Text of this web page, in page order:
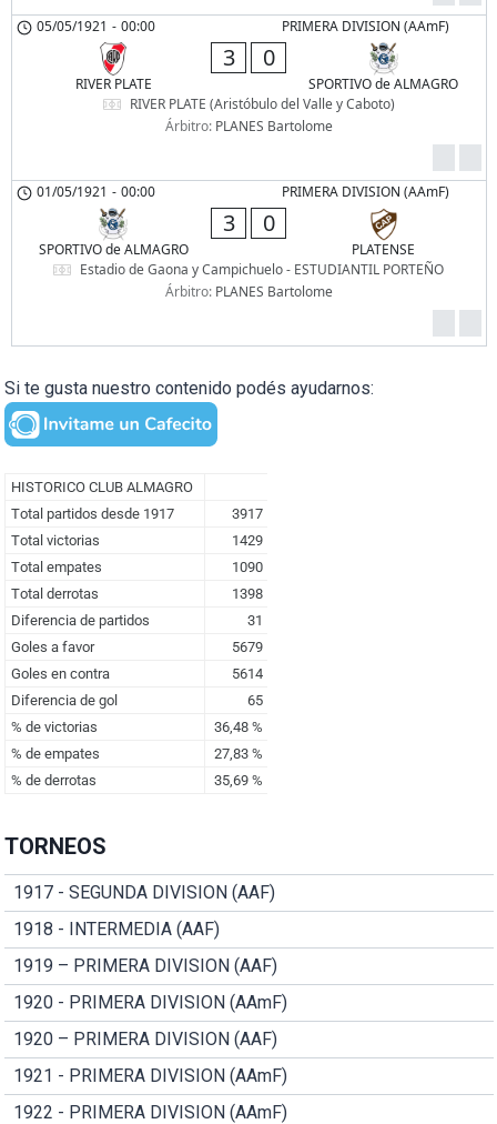
PRIMERA DIVISION (AAmF)
05/05/1921 - 00:00
RIVER PLATE
3 0
SPORTIVO de ALMAGRO
RIVER PLATE (Aristóbulo del Valle y Caboto)
Árbitro: PLANES Bartolome
PRIMERA DIVISION (AAmF)
01/05/1921 - 00:00
SPORTIVO de ALMAGRO
3 0
PLATENSE
Estadio de Gaona y Campichuelo - ESTUDIANTIL PORTEÑO
Árbitro: PLANES Bartolome
Si te gusta nuestro contenido podés ayudarnos:
TORNEOS
1917 - SEGUNDA DIVISION (AAF)
1918 - INTERMEDIA (AAF)
1919 – PRIMERA DIVISION (AAF)
1920 - PRIMERA DIVISION (AAmF)
1920 – PRIMERA DIVISION (AAF)
1921 - PRIMERA DIVISION (AAmF)
1922 - PRIMERA DIVISION (AAmF)